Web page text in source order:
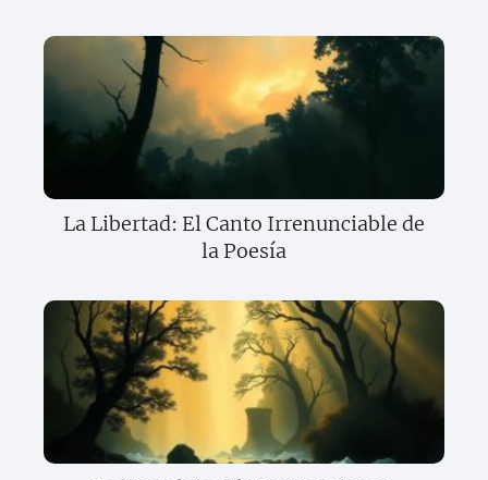
La Libertad: El Canto Irrenunciable de
la Poesía